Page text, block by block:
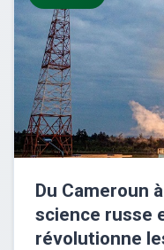
Du Cameroun
science russe
révolutionne